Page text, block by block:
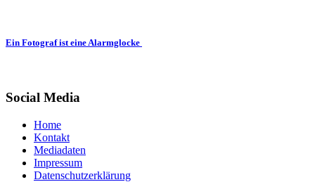
Ein Fotograf ist eine Alarmglocke
Social Media
Home
Kontakt
Mediadaten
Impressum
Datenschutzerklärung